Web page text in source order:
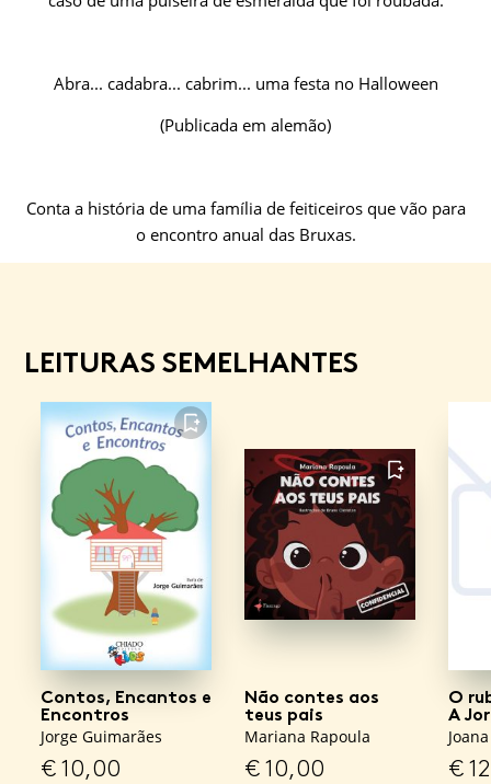
Abra... cadabra... cabrim... uma festa no Halloween
(Publicada em alemão)
Conta a história de uma família de feiticeiros que vão para
o encontro anual das Bruxas.
LEITURAS SEMELHANTES
FAVORITO
Contos, Encantos e
Encontros
Jorge Guimarães
€10,00
FAVORITO
Não contes aos
teus pais
Mariana Rapoula
€10,00
O
A
€